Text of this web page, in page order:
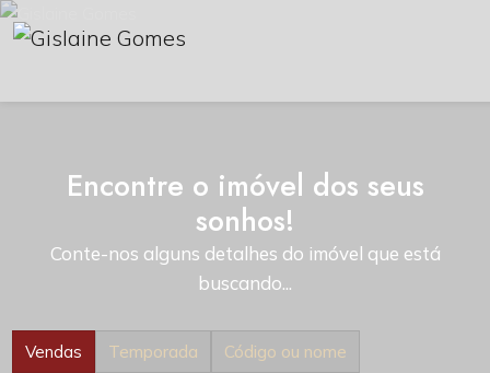
Encontre o imóvel dos seus
sonhos!
Conte-nos alguns detalhes do imóvel que está
buscando...
Vendas Temporada Código ou nome